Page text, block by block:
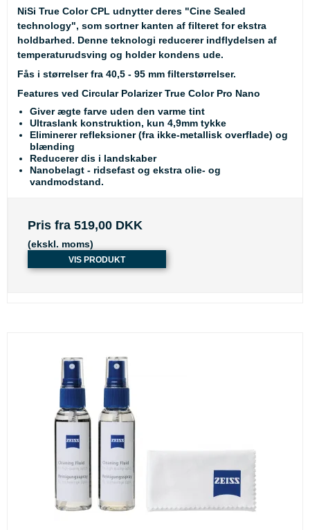
NiSi True Color CPL udnytter deres "Cine Sealed
technology", som sortner kanten af filteret for ekstra
holdbarhed. Denne teknologi reducerer indflydelsen af
temperaturudsving og holder kondens ude.
Fås i størrelser fra 40,5 - 95 mm filterstørrelser.
Features ved Circular Polarizer True Color Pro Nano
Giver ægte farve uden den varme tint
Ultraslank konstruktion, kun 4,9mm tykke
Eliminerer refleksioner (fra ikke-metallisk overflade) og
blænding
Reducerer dis i landskaber
Nanobelagt - ridsefast og ekstra olie- og
vandmodstand.
Pris fra 519,00 DKK
(ekskl. moms)
VIS PRODUKT